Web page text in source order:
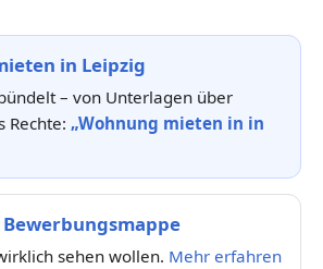
in Leipzig
– von Unterlagen über
Rechte: „Wohnung mieten in in
sehen wollen. Mehr erfahren